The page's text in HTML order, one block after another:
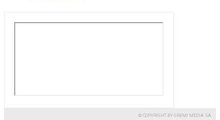
© COPYRIGHT BY GREMI MEDIA SA